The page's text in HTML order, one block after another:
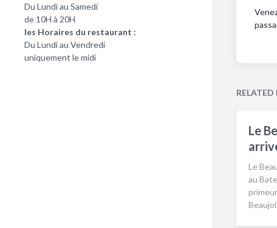
Du Lundi au Samedi
de 10H à 20H
les Horaires du restaurant :
Du Lundi au Vendredi
uniquement le midi
RELATED
Le
Le
au